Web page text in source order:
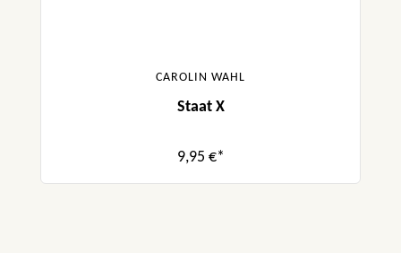
CAROLIN WAHL
Staat X
9,95 €*